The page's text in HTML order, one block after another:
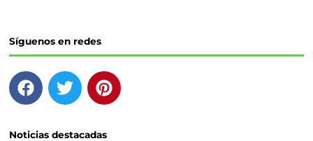
Síguenos en redes
F
a
e
T
w
t
P
i
t
Noticias destacadas